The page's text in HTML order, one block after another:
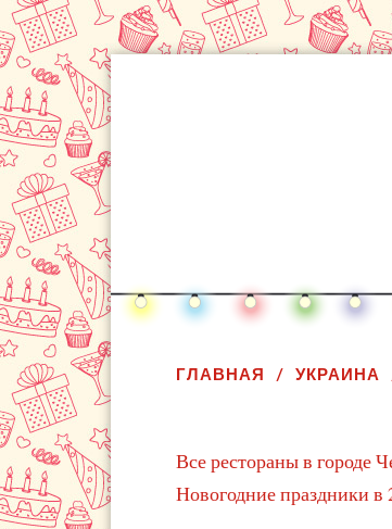
ГЛАВНАЯ УКРАИНА
Все рестораны в городе
Новогодние праздники в